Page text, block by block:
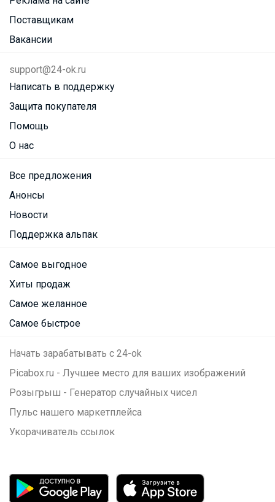
Поставщикам
Вакансии
support@24-ok.ru
Написать в поддержку
Защита покупателя
Помощь
О нас
Все предложения
Анонсы
Новости
Поддержка альпак
Самое выгодное
Хиты продаж
Самое желанное
Самое быстрое
Начать зарабатывать с 24-ok
Picabox.ru - Лучшее место для ваших изображений
Розыгрыш - Генератор случайных чисел
Пульс нашего маркетплейса
Укорачиватель ссылок